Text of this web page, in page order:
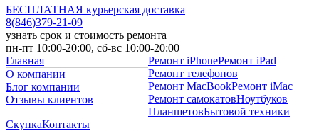
БЕСПЛАТНАЯ курьерская доставка
8(846)379-21-09
узнать срок и стоимость ремонта
пн-пт 10:00-20:00, сб-вс 10:00-20:00
Главная
О компании
Блог компании
Отзывы клиентов
Ремонт iPhoneРемонт iPad
Ремонт телефонов
Ремонт MacBookРемонт iMac
Ремонт самокатовНоутбуков
ПланшетовБытовой техники
СкупкаКонтакты